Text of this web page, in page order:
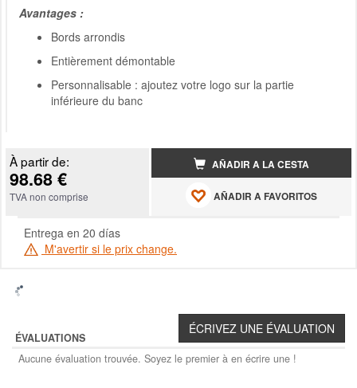
Avantages :
Bords arrondis
Entièrement démontable
Personnalisable : ajoutez votre logo sur la partie
inférieure du banc
À partir de:
98.68 €
TVA non comprise
AÑADIR A LA CESTA
AÑADIR A FAVORITOS
Entrega en 20 días
M'avertir si le prix change.
ÉVALUATIONS
Aucune évaluation trouvée. Soyez le premier à en écrire une !